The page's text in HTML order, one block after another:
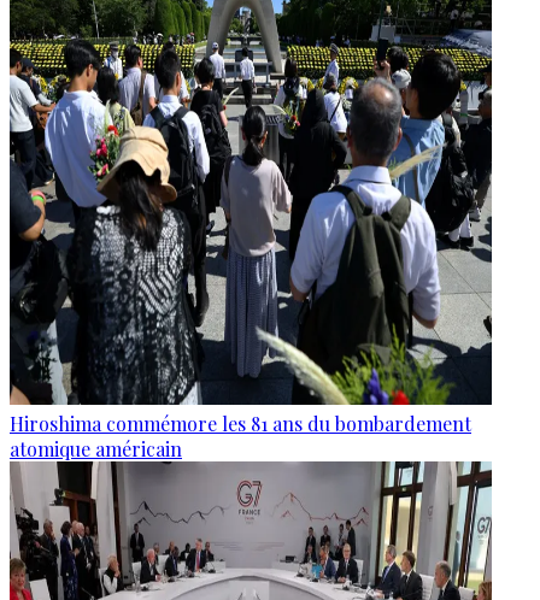
Hiroshima commémore les 81 ans du bombardement
atomique américain